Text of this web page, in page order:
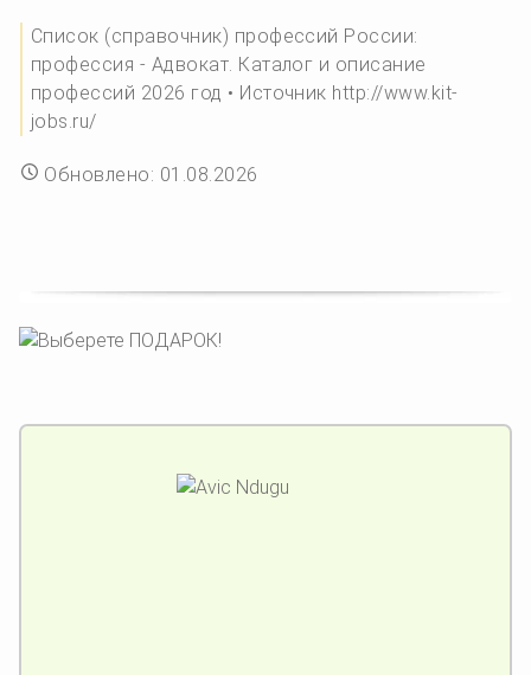
Список (справочник) профессий России:
профессия - Адвокат. Каталог и описание
профессий 2026 год • Источник http://www.kit-
jobs.ru/
Обновлено: 01.08.2026